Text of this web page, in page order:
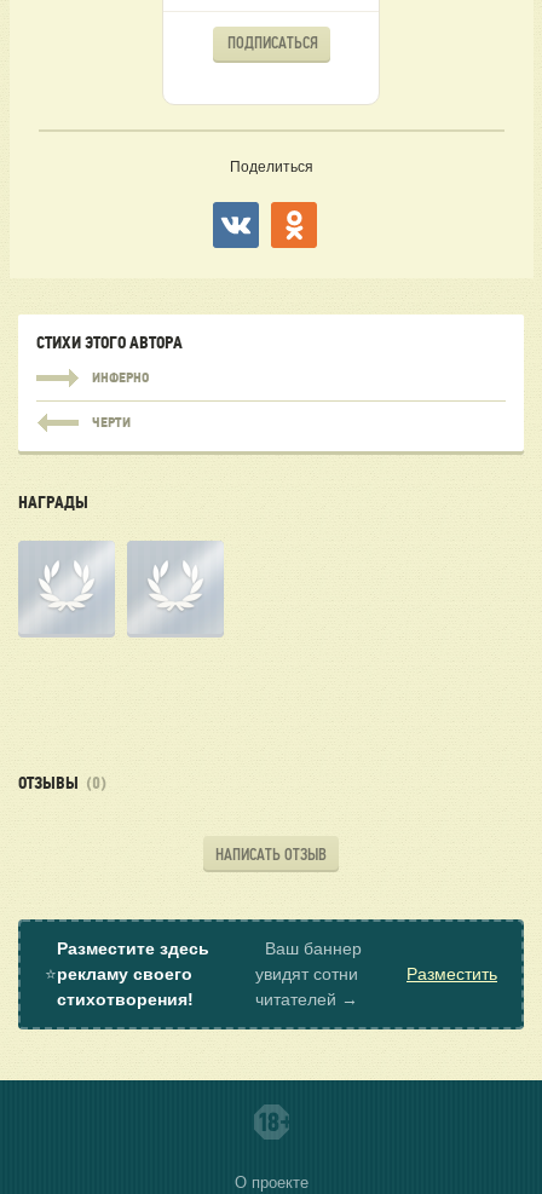
ПОДПИСАТЬСЯ
Поделиться
СТИХИ ЭТОГО АВТОРА
ИНФЕРНО
ЧЕРТИ
НАГРАДЫ
ОТЗЫВЫ (0)
НАПИСАТЬ ОТЗЫВ
⭐
Разместите здесь
рекламу своего
стихотворения!
Ваш баннер
увидят сотни
читателей →
Разместить
О проекте